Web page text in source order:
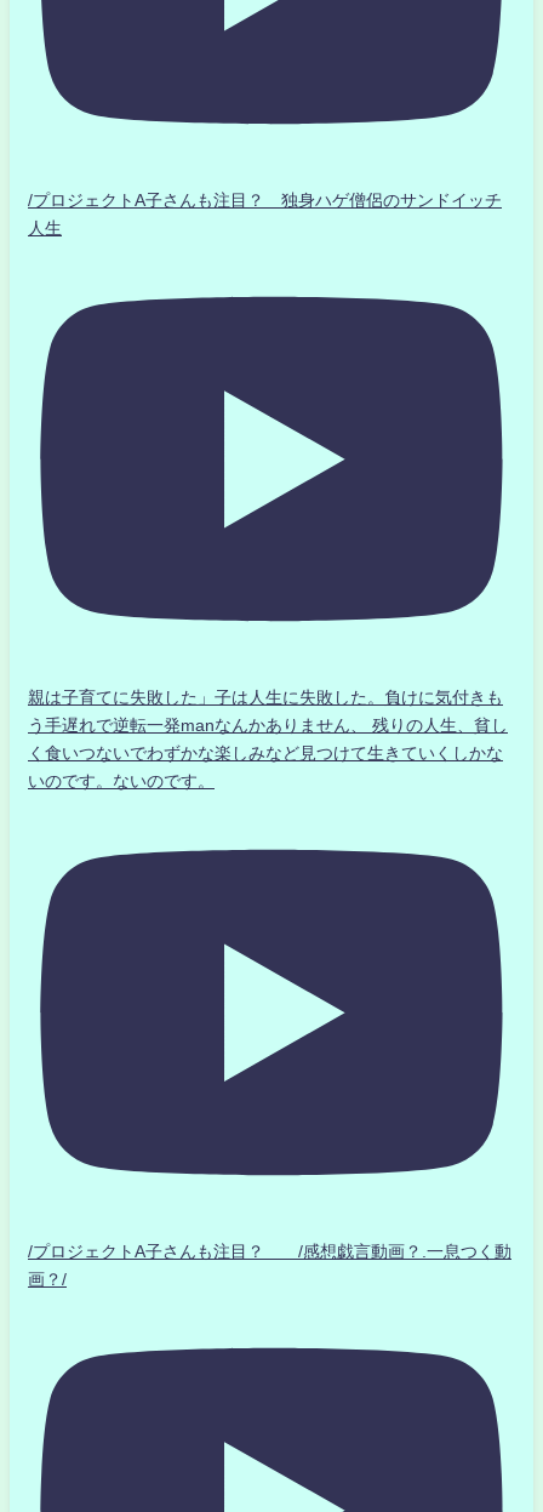
/プロジェクトA子さんも注目？ 独身ハゲ僧侶のサンドイッチ
人生
親は子育てに失敗した」子は人生に失敗した。負けに気付きも
う手遅れで逆転一発manなんかありません、 残りの人生、貧し
く食いつないでわずかな楽しみなど見つけて生きていくしかな
いのです。ないのです。
/プロジェクトA子さんも注目？ /感想戯言動画？.一息つく動
画？/